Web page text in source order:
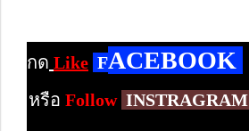
กด Like FACEBOOK
หรือ Follow INSTRAGRAM